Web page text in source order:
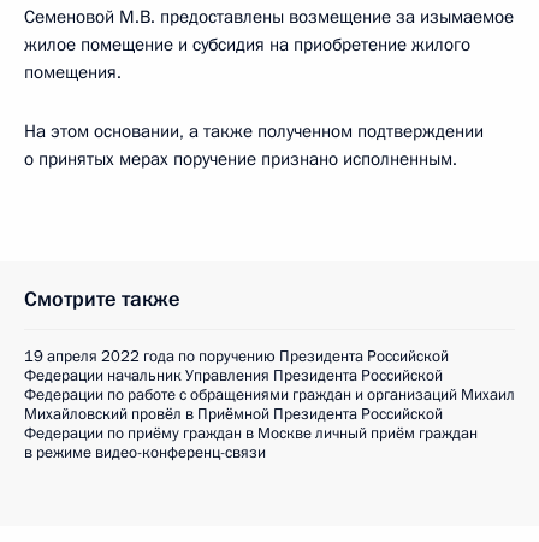
Семеновой М.В. предоставлены возмещение за изымаемое
жилое помещение и субсидия на приобретение жилого
помещения.
На этом основании, а также полученном подтверждении
о принятых мерах поручение признано исполненным.
Смотрите также
19 апреля 2022 года по поручению Президента Российской
Федерации начальник Управления Президента Российской
Федерации по работе с обращениями граждан и организаций Михаил
Михайловский провёл в Приёмной Президента Российской
Федерации по приёму граждан в Москве личный приём граждан
в режиме видео-конференц-связи